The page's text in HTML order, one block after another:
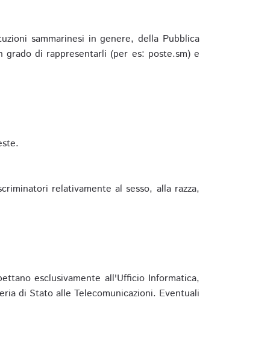
sammarinesi in genere, della Pubblica
di rappresentarli (per es: poste.sm) e
relativamente al sesso, alla razza,
esclusivamente all'Ufficio Informatica,
di Stato alle Telecomunicazioni. Eventuali